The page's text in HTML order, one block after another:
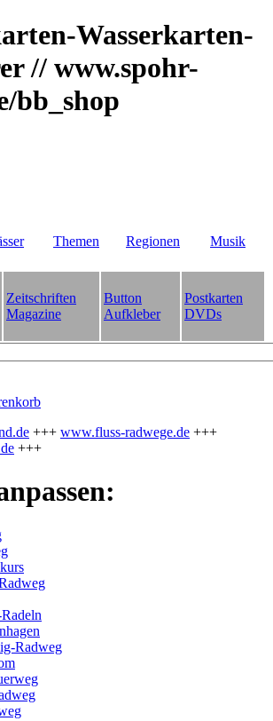
Wasserkarten-
// www.spohr-
bb_shop
Themen Regionen Musik
Zeitschriften
Magazine
Button
Aufkleber
Postkarten
DVDs
+++ www.fluss-radwege.de +++
+++
Radweg